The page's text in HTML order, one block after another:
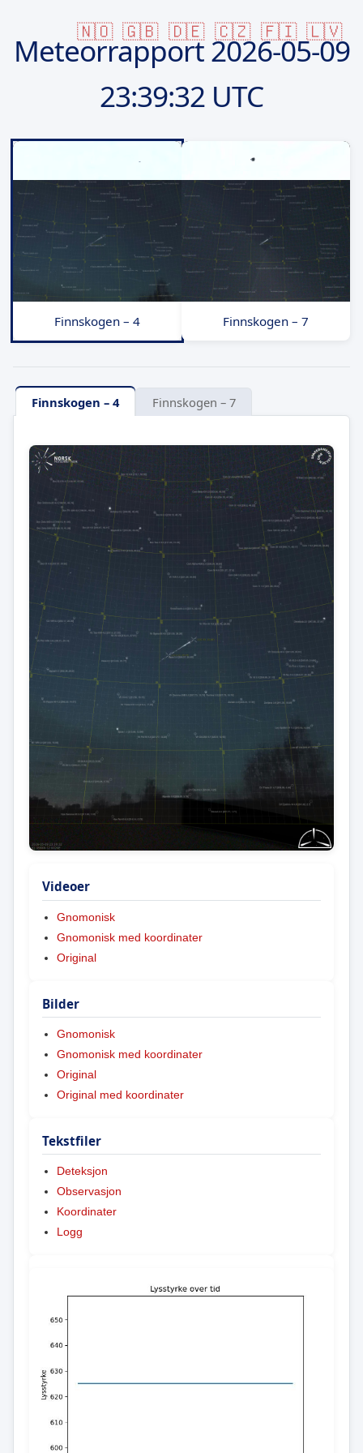
🇳🇴 🇬🇧 🇩🇪 🇨🇿 🇫🇮 🇱🇻
Meteorrapport2026-05-09
23:39:32 UTC
Finnskogen – 4 Finnskogen – 7
Finnskogen – 4 Finnskogen – 7
Videoer
Gnomonisk
Gnomonisk med koordinater
Original
Bilder
Gnomonisk
Gnomonisk med koordinater
Original
Original med koordinater
Tekstfiler
Deteksjon
Observasjon
Koordinater
Logg